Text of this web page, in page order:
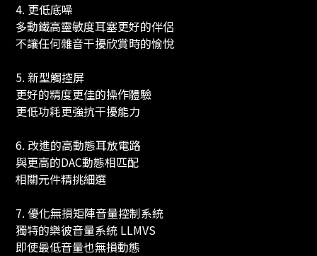
4. 更低底噪
多動鐵高靈敏度耳塞更好的伴侶
不讓任何雜音干擾欣賞時的愉悅
5. 新型觸控屏
更好的精度更佳的操作體驗
更低功耗更強抗干擾能力
6. 改進的高動態耳放電路
與更高的DAC動態相匹配
相關元件精挑細選
7. 優化無損矩陣音量控制系統
獨特的樂彼音量系統 LLMVS
即使最低音量也無損動態